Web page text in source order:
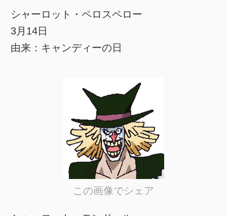
シャーロット・ペロスペロー
3月14日
由来：キャンディーの日
この画像でシェア